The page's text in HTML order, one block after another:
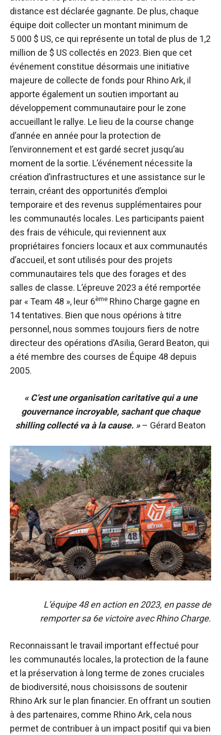
distance est déclarée gagnante. De plus, chaque
équipe doit collecter un montant minimum de
5 000 $ US, ce qui représente un total de plus de 1,2
million de $ US collectés en 2023. Bien que cet
événement constitue désormais une initiative
majeure de collecte de fonds pour Rhino Ark, il
apporte également un soutien important au
développement communautaire pour le zone
accueillant le rallye. Le lieu de la course change
d’année en année pour la protection de
l’environnement et est gardé secret jusqu’au
moment de la sortie. L’événement nécessite la
création d’infrastructures et une assistance sur le
terrain, créant des opportunités d’emploi
temporaire et des revenus supplémentaires pour
les communautés locales. Les participants paient
des frais de véhicule, qui reviennent aux
propriétaires fonciers locaux et aux communautés
d’accueil, et sont utilisés pour des projets
communautaires tels que des forages et des
salles de classe. L’épreuve 2023 a été remportée
par « Team 48 », leur 6ème Rhino Charge gagne en
14 tentatives. Bien que nous opérions à titre
personnel, nous sommes toujours fiers de notre
directeur des opérations d’Asilia, Gerard Beaton, qui
a été membre des courses de Équipe 48 depuis
2005.
« C’est une organisation caritative qui a une
gouvernance incroyable, sachant que chaque
shilling collecté va à la cause. »– Gérard Beaton
L’équipe 48 en action en 2023, en passe de
remporter sa 6e victoire avec Rhino Charge.
Reconnaissant le travail important effectué pour
les communautés locales, la protection de la faune
et la préservation à long terme de zones cruciales
de biodiversité, nous choisissons de soutenir
Rhino Ark sur le plan financier. En offrant un soutien
à des partenaires, comme Rhino Ark, cela nous
permet de contribuer à un impact positif qui va bien